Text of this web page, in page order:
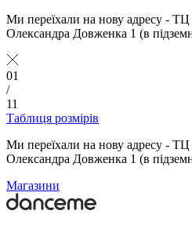
Ми переїхали на нову адресу -
Олександра Довженка 1 (в
01
/
11
Таблиця розмірів
Ми переїхали на нову адресу -
Олександра Довженка 1 (в
Магазини